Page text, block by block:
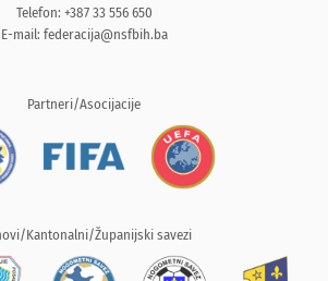
Telefon: +387 33 556 650
E-mail: federacija@nsfbih.ba
Partneri/Asocijacije
Kantonalni/Županijski savezi